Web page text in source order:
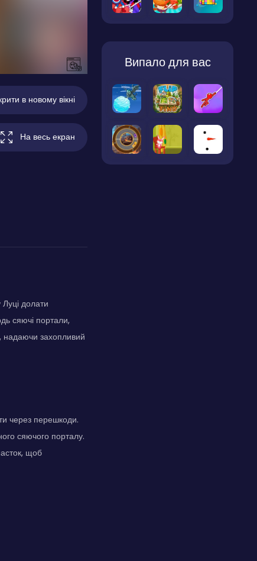
в новому вікні
На весь екран
долати
сяючі портали,
надаючи захопливий
через перешкоди.
сяючого порталу.
щоб
Випало для вас